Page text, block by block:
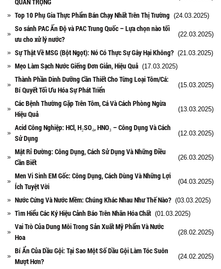
Top 10 Phụ Gia Thực Phẩm Bán Chạy Nhất Trên Thị Trường (24.03.2025)
So sánh PAC Ấn Độ và PAC Trung Quốc – Lựa chọn nào tối
ưu cho xử lý nước?
(22.03.2025)
Sự Thật Về MSG (Bột Ngọt): Nó Có Thực Sự Gây Hại Không? (21.03.2025)
Mẹo Làm Sạch Nước Giếng Đơn Giản, Hiệu Quả (17.03.2025)
Thành Phần Dinh Dưỡng Cần Thiết Cho Từng Loại Tôm/Cá:
Bí Quyết Tối Ưu Hóa Sự Phát Triển
(15.03.2025)
Các Bệnh Thường Gặp Trên Tôm, Cá Và Cách Phòng Ngừa
Hiệu Quả
(13.03.2025)
Acid Công Nghiệp: HCl, H₂SO₄, HNO₃ – Công Dụng Và Cách
Sử Dụng
(12.03.2025)
Mật Rỉ Đường: Công Dụng, Cách Sử Dụng Và Những Điều
Cần Biết
(26.03.2025)
Men Vi Sinh EM Gốc: Công Dụng, Cách Dùng Và Những Lợi
Ích Tuyệt Vời
(04.03.2025)
Nước Cứng Và Nước Mềm: Chúng Khác Nhau Như Thế Nào? (03.03.2025)
Tìm Hiểu Các Ký Hiệu Cảnh Báo Trên Nhãn Hóa Chất (01.03.2025)
Vai Trò Của Dung Môi Trong Sản Xuất Mỹ Phẩm Và Nước
Hoa
(28.02.2025)
Bí Ẩn Của Dầu Gội: Tại Sao Một Số Dầu Gội Làm Tóc Suôn
Mượt Hơn?
(24.02.2025)